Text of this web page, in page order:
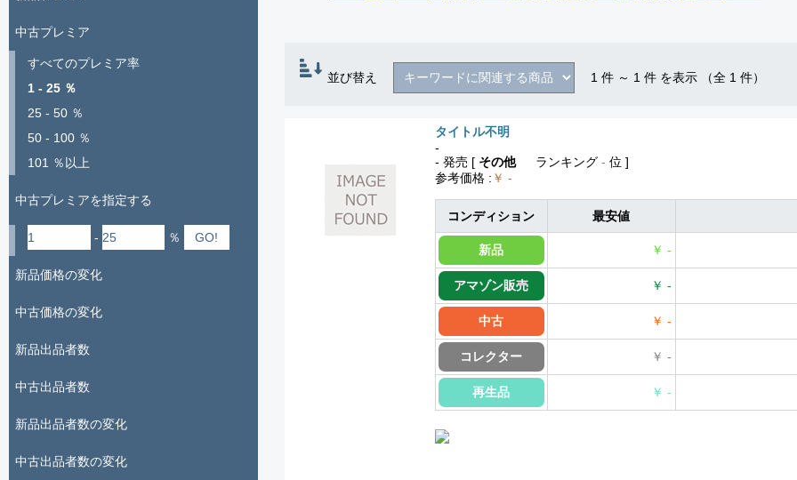
並び替え 1 件 ～ 1 件 を表示 （全 1 件）
タイトル不明
-
- 発売 [ その他 ランキング - 位 ]
参考価格 : ￥ -
コンディション 最安値
新品 ￥ -
アマゾン販売 ￥ -
中古 ￥ -
コレクター ￥ -
再生品 ￥ -
中古プレミア
すべてのプレミア率
1 - 25 ％
25 - 50 ％
50 - 100 ％
101 ％以上
中古プレミアを指定する
- ％
新品価格の変化
中古価格の変化
新品出品者数
中古出品者数
新品出品者数の変化
中古出品者数の変化